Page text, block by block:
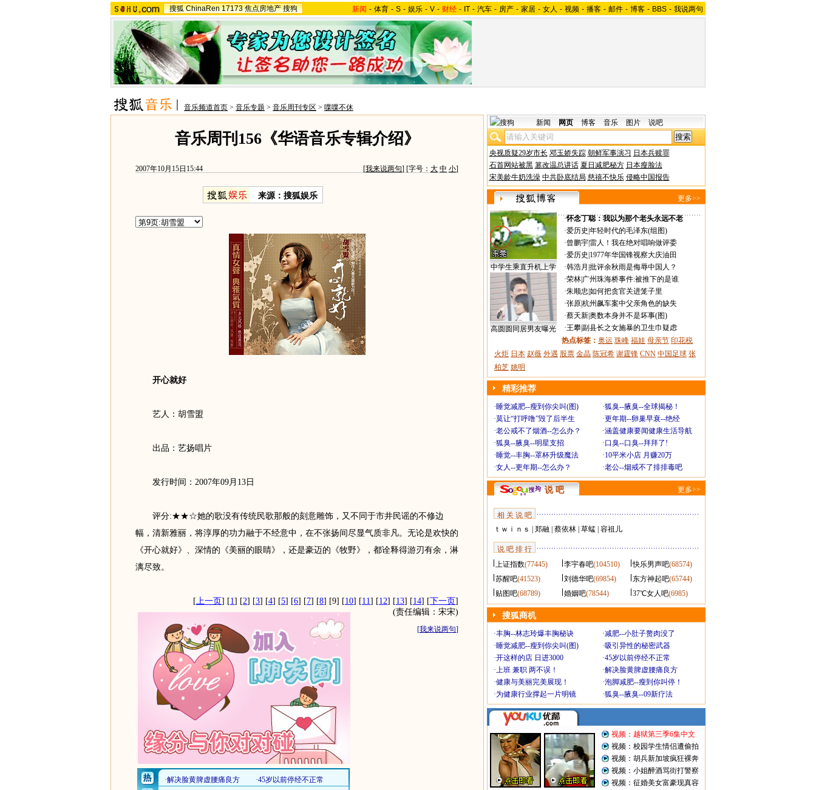
搜狐 ChinaRen 17173 焦点房地产 搜狗 新闻 - 体育 - S - 娱乐 - V - 财经 - IT - 汽车 - 房产 - 家居 - 女人 - 视频 - 播客 - 邮件 - 博客 - BBS - 我说两句
音乐频道首页 > 音乐专题 > 音乐周刊专区 > 喋喋不休
音乐周刊156《华语音乐专辑介绍》
2007年10月15日15:44 [我来说两句] [字号： 大 中 小]
来源：搜狐娱乐
开心就好
艺人：胡雪盟
出品：艺扬唱片
发行时间：2007年09月13日
评分:★★☆她的歌没有传统民歌那般的刻意雕饰，又不同于市井民谣的不修边
幅，清新雅丽，将淳厚的功力融于不经意中，在不张扬间尽显气质非凡。无论是欢快的
《开心就好》、深情的《美丽的眼睛》，还是豪迈的《牧野》，都诠释得游刃有余，淋
漓尽致。
[上一页] [1] [2] [3] [4] [5] [6] [7] [8] [9] [10] [11] [12] [13] [14] [下一页]
(责任编辑：宋宋)
[我来说两句]
新闻 网页 博客 音乐 图片 说吧
央视质疑29岁市长 邓玉娇失踪 朝鲜军事演习 日本兵赎罪
石首网站被黑 篡改温总讲话 夏日减肥秘方 日本瘦脸法
宋美龄牛奶洗澡 中共卧底结局 慈禧不快乐 侵略中国报告
更多>>
中学生乘直升机上学
高圆圆同居男友曝光
·怀念丁聪：我以为那个老头永远不老
·爱历史 年轻时代的毛泽东(组图)
·曾鹏宇|雷人！我在绝对唱响做评委
·爱历史 1977年华国锋视察大庆油田
·韩浩月 批评余秋雨是侮辱中国人？
·荣林| 广州珠海桥事件:被推下的是谁
·朱顺忠 如何把贪官关进笼子里
·张原|杭州飙车案中父亲角色的缺失
·蔡天新|奥数本身并不是坏事(图)
·王攀|副县长之女施暴的卫生巾疑虑
热点标签： 奥运 珠峰 福娃 母亲节 印花税
火炬 日本 赵薇 外遇 股票 金晶 陈冠希 谢霆锋 CNN 中国足球 张
柏芝 姚明
精彩推荐
·睡觉减肥--瘦到你尖叫(图) ·狐臭--腋臭--全球揭秘！
·莫让“打呼噜”毁了后半生 ·更年期--卵巢早衰--绝经
·老公戒不了烟酒--怎么办？ ·涵盖健康要闻健康生活导航
·狐臭--腋臭--明星支招 ·口臭--口臭--拜拜了!
·睡觉--丰胸--罩杯升级魔法 ·10平米小店 月赚20万
·女人--更年期--怎么办？ ·老公--烟戒不了排排毒吧
说 吧 更多>>
相 关 说 吧
ｔｗｉｎｓ
郑融| 蔡依林| 草蜢| 容祖儿
说 吧 排 行
上证指数(77445) 李宇春吧(104510) 快乐男声吧(68574)
苏醒吧(41523) 刘德华吧(69854) 东方神起吧(65744)
贴图吧(68789) 婚姻吧(78544) 37℃女人吧(6985)
搜狐商机
·丰胸--林志玲爆丰胸秘诀 ·减肥--小肚子赘肉没了
·睡觉减肥--瘦到你尖叫(图) ·吸引异性的秘密武器
·开这样的店 日进3000 ·45岁以前停经不正常
·上班 兼职 两不误！ ·解决脸黄脾虚腰痛良方
·健康与美丽完美展现！ ·泡脚减肥--瘦到你叫停！
·为健康行业撑起一片明镜 ·狐臭--腋臭--09新疗法
视频：越狱第三季6集中文
视频：校园学生情侣遭偷拍
视频：胡兵新加坡疯狂裸奔
视频：小姐醉酒骂街打警察
视频：征婚美女富豪现真容